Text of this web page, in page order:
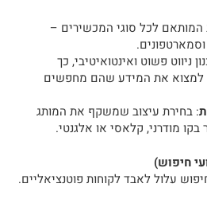
המותאם לכל סוגי המכשירים –
ניווט פשוט ואינטואיטיבי, כך
למצוא את המידע שהם מחפשים
: בחירת עיצוב שמשקף את המותג
מודרני, קלאסי או אלגנטי.
עלול לאבד לקוחות פוטנציאליים.